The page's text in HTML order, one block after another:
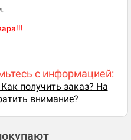
с информацией:
получить заказ? На
внимание?